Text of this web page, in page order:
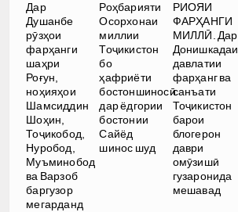
Дар
Душанбе
рӯзҳои
фарҳанги
шаҳри
Роғун,
ноҳияҳои
Шамсиддин
Шоҳин,
Тоҷикобод,
Нуробод,
Муъминобод
ва Варзоб
баргузор
мегарданд
Роҳбарияти
Осорхонаи
миллии
Тоҷикистон
бо
ҳафриёти
бостоншиносӣ
дар ёдгории
бостонии
Сайёд
шинос шуд
РИОЯИ
ФАРҲАНГИ
МИЛЛӢ. Дар
Донишкадаи
давлатии
фарҳанг ва
санъати
Тоҷикистон
барои
блогерон
даври
омӯзишӣ
гузаронида
мешавад